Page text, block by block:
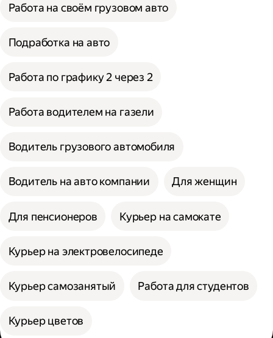
Работа на своём грузовом авто
Подработка на авто
Работа по графику 2 через 2
Работа водителем на газели
Водитель грузового автомобиля
Водитель на авто компании Для женщин
Для пенсионеров Курьер на самокате
Курьер на электровелосипеде
Курьер самозанятый Работа для студентов
Курьер цветов